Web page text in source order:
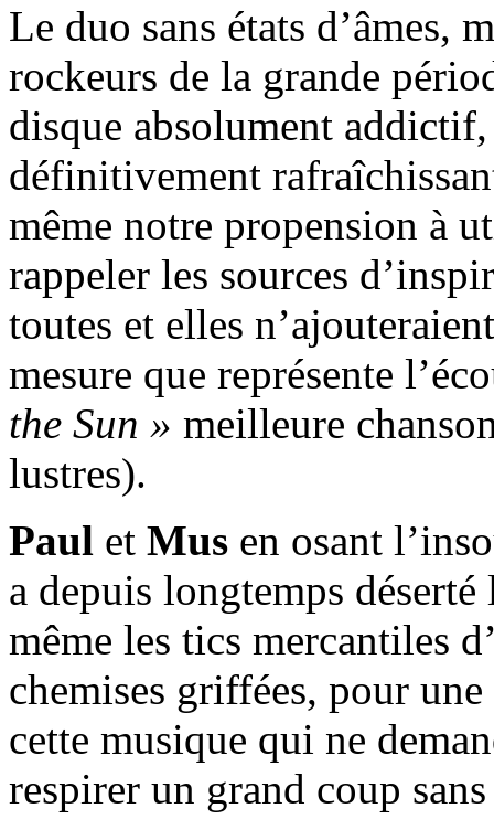
Le duo sans états d’âmes,
rockeurs de la grande
disque absolument
définitivement
même notre propension à
rappeler les sources
toutes et elles
mesure que représente
the Sun » meilleure
lustres).
Paul et Mus en osant
a depuis longtemps
même les tics mercantiles
chemises griffées, pour
cette musique qui ne
respirer un grand coup